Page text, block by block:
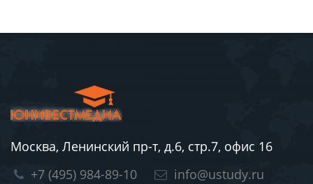
Москва, Ленинский пр-т, д.6, стр.7, офис 16
+7 (495) 984-89-10
info@ustudy.ru